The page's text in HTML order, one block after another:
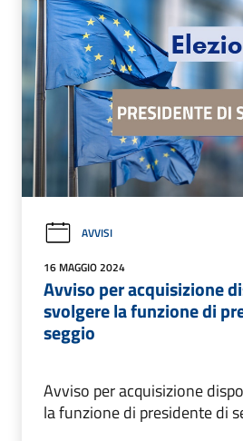
AVVISI
16 MAGGIO 2024
Avviso per acquisizione
svolgere la funzione di
seggio
Avviso per acquisizione
la funzione di presidente di